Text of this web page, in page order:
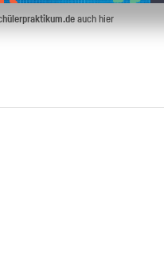
auch hier